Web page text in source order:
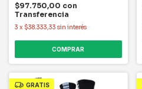
$97.750,00 con
Transferencia
3 x $38.333,33 sin interés
COMPRAR
GRATIS